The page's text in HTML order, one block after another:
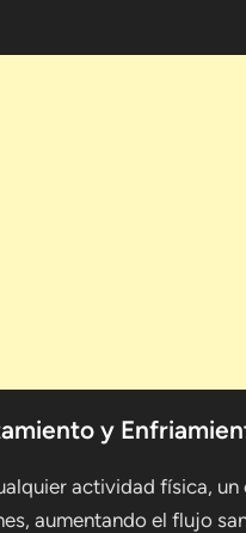
y
actividad física,
aumentando el flujo